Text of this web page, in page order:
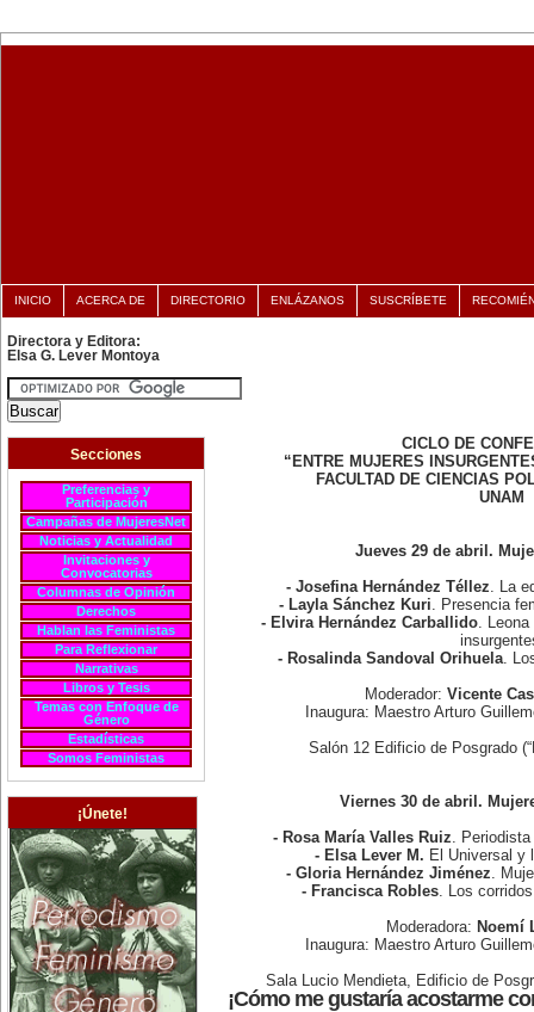
INICIO ACERCA DE DIRECTORIO ENLÁZANOS SUSCRÍBETE
Directora y Editora:
Elsa G. Lever Montoya
Secciones
Preferencias y
Participación
Campañas de MujeresNet
Noticias y Actualidad
Invitaciones y
Convocatorias
Columnas de Opinión
Derechos
Hablan las Feministas
Para Reflexionar
Narrativas
Libros y Tesis
Temas con Enfoque de
Género
Estadísticas
Somos Feministas
¡Únete!
CICLO DE
“ENTRE MUJERES
FACULTAD DE CIENCIAS
UNAM
Jueves 29 de abril.
- Josefina Hernández Téllez . La
- Layla Sánchez Kuri . Presencia
- Elvira Hernández Carballido .
- Rosalinda Sandoval Orihuela.
Moderador: Vicente
Inaugura: Maestro Arturo
Salón 12 Edificio de Posgrado
Viernes 30 de abril.
- Rosa María Valles Ruiz .
- Elsa Lever M. El Universal y
- Gloria Hernández Jiménez .
- Francisca Robles . Los
Moderadora: Noemí
Inaugura: Maestro Arturo
Sala Lucio Mendieta, Edificio de
¡Cómo me gustaría acostarme